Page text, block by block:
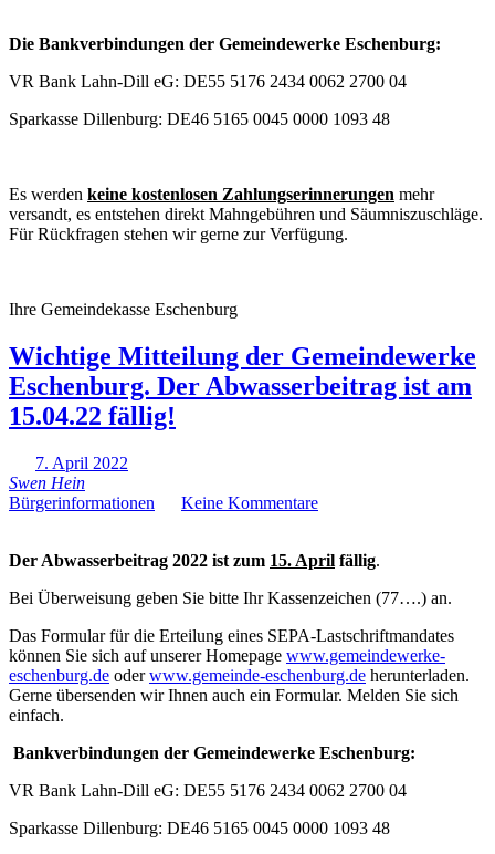
Die Bankverbindungen der Gemeindewerke Eschenburg:
VR Bank Lahn-Dill eG: DE55 5176 2434 0062 2700 04
Sparkasse Dillenburg: DE46 5165 0045 0000 1093 48
Es werden keine kostenlosen Zahlungserinnerungen mehr
versandt, es entstehen direkt Mahngebühren und Säumniszuschläge.
Für Rückfragen stehen wir gerne zur Verfügung.
Ihre Gemeindekasse Eschenburg
Wichtige Mitteilung der Gemeindewerke
Eschenburg. Der Abwasserbeitrag ist am
15.04.22 fällig!
7. April 2022
Swen Hein
Bürgerinformationen
Keine Kommentare
Der Abwasserbeitrag 2022 ist zum 15. April fällig.
Bei Überweisung geben Sie bitte Ihr Kassenzeichen (77….) an.
Das Formular für die Erteilung eines SEPA-Lastschriftmandates
können Sie sich auf unserer Homepage www.gemeindewerke-
eschenburg.de oderwww.gemeinde-eschenburg.de herunterladen.
Gerne übersenden wir Ihnen auch ein Formular. Melden Sie sich
einfach.
Bankverbindungen der Gemeindewerke Eschenburg:
VR Bank Lahn-Dill eG: DE55 5176 2434 0062 2700 04
Sparkasse Dillenburg: DE46 5165 0045 0000 1093 48